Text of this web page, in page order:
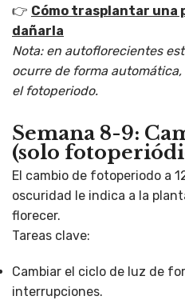
👉 Cómo trasplantar una
dañarla
Nota: en autoflorecientes
ocurre de forma
el fotoperiodo.
Semana 8-9:
(solo
El cambio de fotoperiodo a
oscuridad le indica a la
florecer.
Tareas clave:
Cambiar el ciclo de luz de
interrupciones.